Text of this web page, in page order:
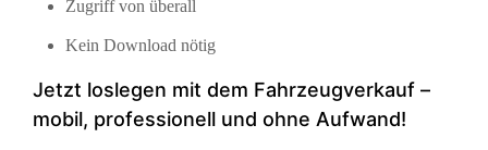
Zugriff von überall
Kein Download nötig
Jetzt loslegen mit dem Fahrzeugverkauf –
mobil, professionell und ohne Aufwand!